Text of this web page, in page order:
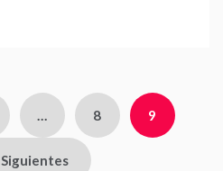
… 8 9
Siguientes